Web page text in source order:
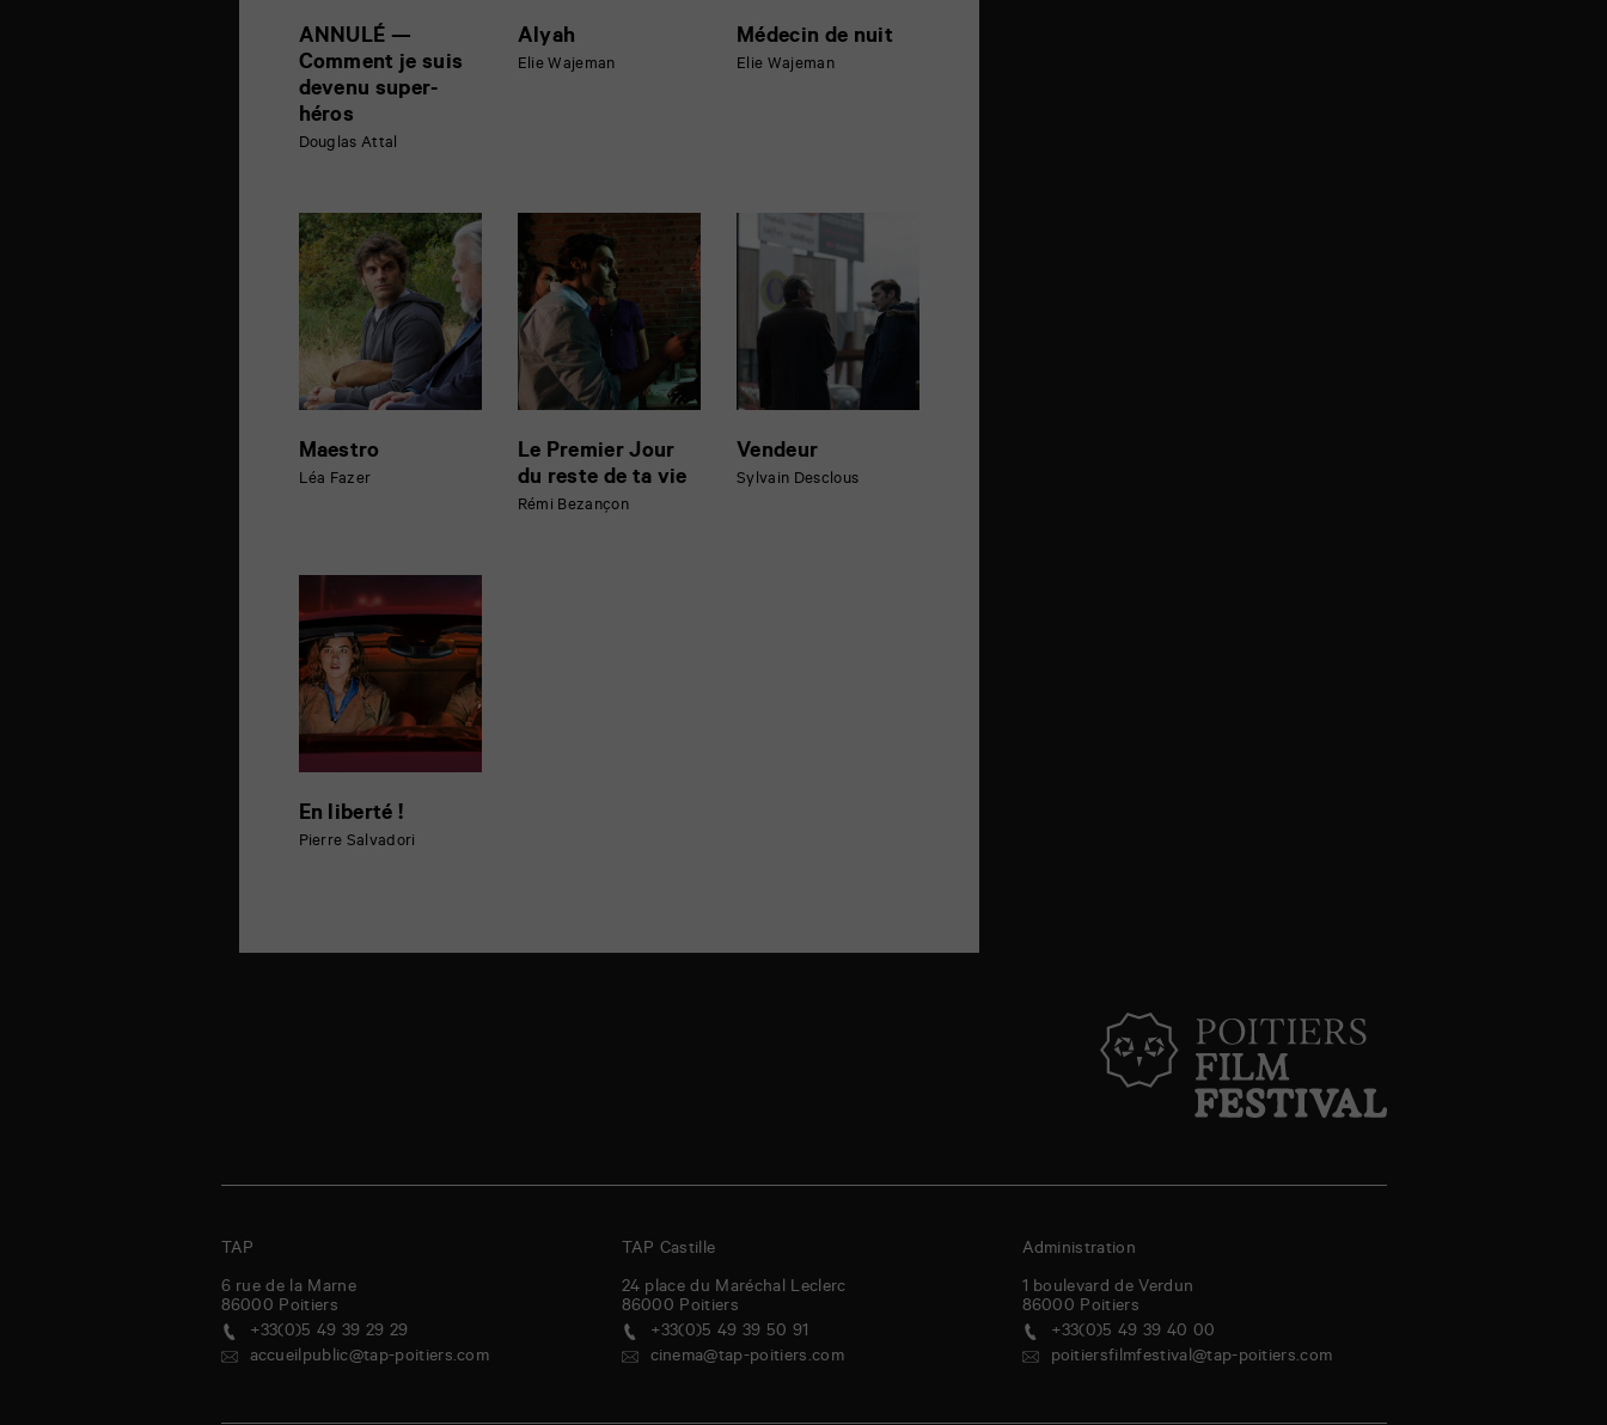
ANNULÉ —
Comment je suis
devenu super-
héros
Douglas Attal
Alyah
Elie Wajeman
Médecin de nuit
Elie Wajeman
Maestro
Léa Fazer
Le Premier Jour
du reste de ta vie
Rémi Bezançon
Vendeur
Sylvain Desclous
En liberté !
Pierre Salvadori
TAP
6 rue de la Marne
86000 Poitiers
+33(0)5 49 39 29 29
accueilpublic@tap-poitiers.com
TAP Castille
24 place du Maréchal Leclerc
86000 Poitiers
+33(0)5 49 39 50 91
cinema@tap-poitiers.com
Administration
1 boulevard de Verdun
86000 Poitiers
+33(0)5 49 39 40 00
poitiersfilmfestival@tap-poitiers.com